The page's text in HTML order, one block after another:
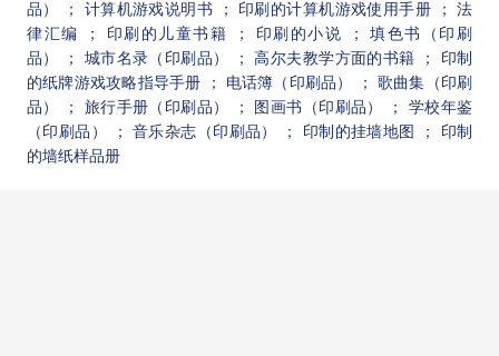
品）
； 计算机游戏说明书 ； 印刷的计算机游戏使用手册
； 法
律汇编
； 印刷的儿童书籍 ； 印刷的小说
； 填色书（印刷
品）
； 城市名录（印刷品） ； 高尔夫教学方面的书籍
； 印制
的纸牌游戏攻略指导手册
； 电话簿（印刷品）
； 歌曲集（印刷
品）
； 旅行手册（印刷品） ； 图画书（印刷品）
； 学校年鉴
（印刷品）
； 音乐杂志（印刷品） ； 印制的挂墙地图
； 印制
的墙纸样品册